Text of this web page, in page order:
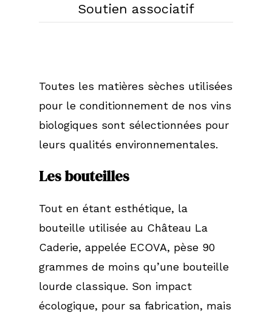
Soutien associatif
Toutes les matières sèches utilisées
pour le conditionnement de nos vins
biologiques sont sélectionnées pour
leurs qualités environnementales.
Lesbouteilles
Tout en étant esthétique, la
bouteille utilisée au Château La
Caderie, appelée ECOVA, pèse 90
grammes de moins qu’une bouteille
lourde classique. Son impact
écologique, pour sa fabrication, mais